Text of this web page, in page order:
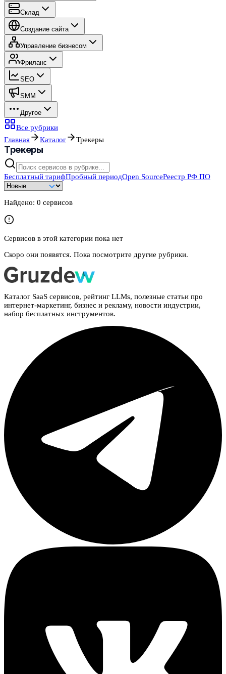
Склад
Создание сайта
Управление бизнесом
Фриланс
SEO
SMM
Другое
Все рубрики
Главная
Каталог Трекеры
Трекеры
Бесплатный тарифПробный периодOpen SourceРеестр РФ ПО
Найдено: 0 сервисов
Сервисов в этой категории пока нет
Скоро они появятся. Пока посмотрите другие рубрики.
Каталог SaaS сервисов, рейтинг LLMs, полезные статьи про
интернет-маркетинг, бизнес и рекламу, новости индустрии,
набор бесплатных инструментов.